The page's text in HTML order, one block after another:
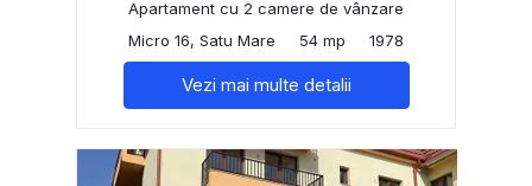
Apartament cu 2 camere de vânzare
Micro 16, Satu Mare
54 mp 1978
Vezi mai multe detalii